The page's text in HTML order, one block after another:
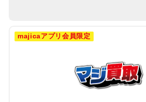
majicaアプリ会員限定